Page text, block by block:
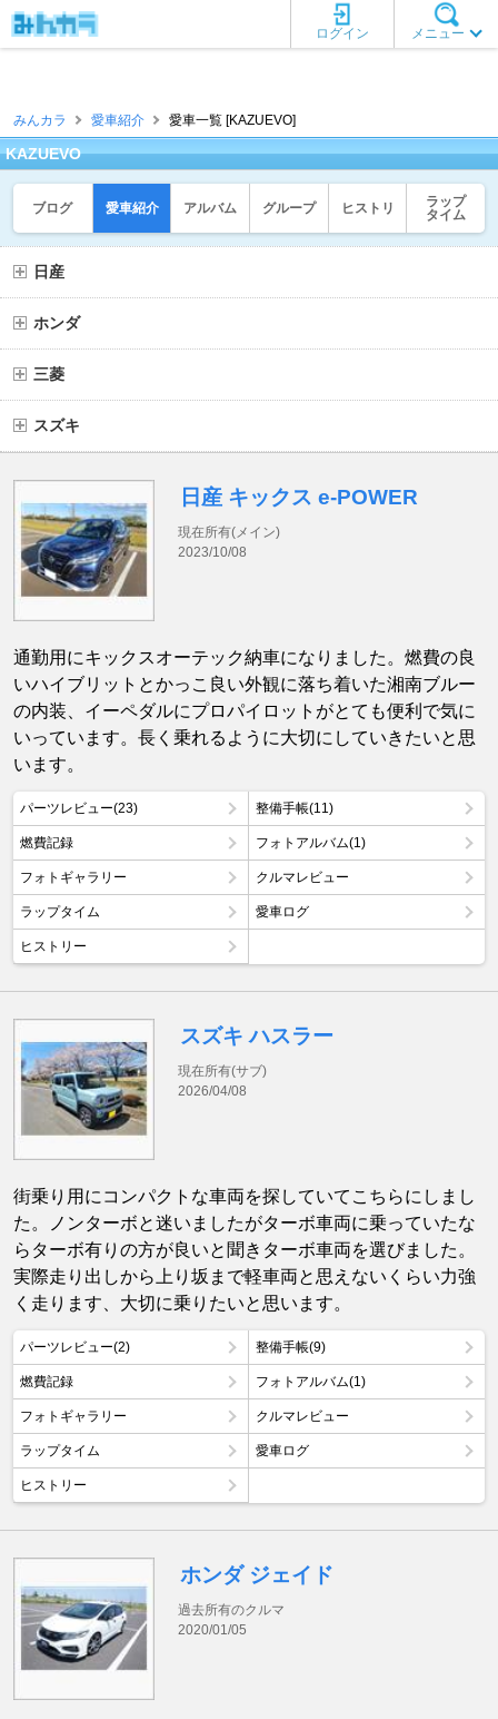
メニュー
ログイン
みんカラ 愛車紹介 愛車一覧 [KAZUEVO]
KAZUEVO
ブログ 愛車紹介 アルバム グループ ヒストリ
ラップ
タイム
日産
ホンダ
三菱
スズキ
日産 キックス e-POWER
現在所有(メイン)
2023/10/08
通勤用にキックスオーテック納車になりました。燃費の良
いハイブリットとかっこ良い外観に落ち着いた湘南ブルー
の内装、イーペダルにプロパイロットがとても便利で気に
いっています。長く乗れるように大切にしていきたいと思
います。
パーツレビュー(23) 整備手帳(11)
燃費記録 フォトアルバム(1)
フォトギャラリー クルマレビュー
ラップタイム 愛車ログ
ヒストリー
スズキ ハスラー
現在所有(サブ)
2026/04/08
街乗り用にコンパクトな車両を探していてこちらにしまし
た。ノンターボと迷いましたがターボ車両に乗っていたな
らターボ有りの方が良いと聞きターボ車両を選びました。
実際走り出しから上り坂まで軽車両と思えないくらい力強
く走ります、大切に乗りたいと思います。
パーツレビュー(2) 整備手帳(9)
燃費記録 フォトアルバム(1)
フォトギャラリー クルマレビュー
ラップタイム 愛車ログ
ヒストリー
ホンダ ジェイド
過去所有のクルマ
2020/01/05